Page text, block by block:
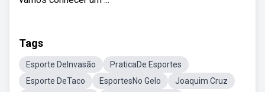
Tags
Esporte DeInvasão
PraticaDe Esportes
Esporte DeTaco
EsportesNo Gelo
Joaquim Cruz